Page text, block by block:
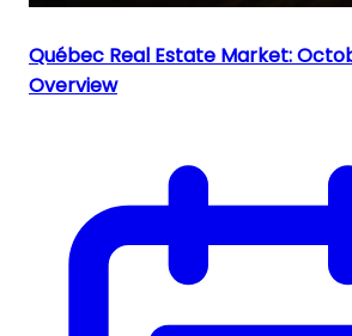
Québec Real Estate Market:
Overview